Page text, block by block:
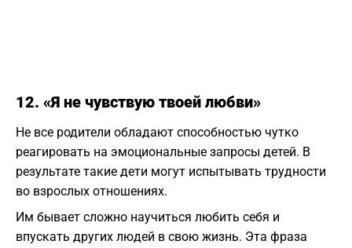
12. «Я не чувствую твоей любви»
Не все родители обладают способностью чутко
реагировать на эмоциональные запросы детей. В
результате такие дети могут испытывать трудности
во взрослых отношениях.
Им бывает сложно научиться любить себя и
впускать других людей в свою жизнь. Эта фраза